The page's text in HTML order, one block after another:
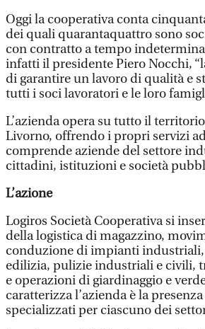
Oggi la cooperativa conta
dei quali quarantaquattro sono
con contratto a tempo
infatti il presidente Piero Nocchi,
di garantire un lavoro di qualità e
tutti i soci lavoratori e le loro
L’azienda opera su tutto il
Livorno, offrendo i propri servizi
comprende aziende del settore
cittadini, istituzioni e società
L’azione
Logiros Società Cooperativa si
della logistica di magazzino,
conduzione di impianti
edilizia, pulizie industriali e civili,
e operazioni di giardinaggio e
caratterizza l’azienda è la
specializzati per ciascuno dei